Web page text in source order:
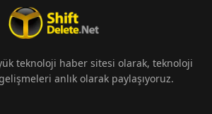
teknoloji haber sitesi olarak, teknoloji
anlık olarak paylaşıyoruz.